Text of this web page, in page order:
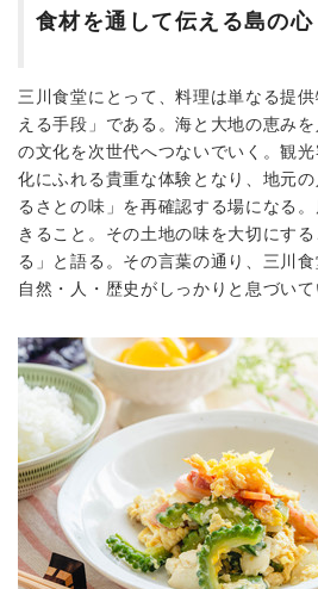
食材を通して伝える島の心
三川食堂にとって、料理は単なる提
える手段」である。海と大地の恵み
の文化を次世代へつないでいく。観
化にふれる貴重な体験となり、地元
るさとの味」を再確認する場になる
きること。その土地の味を大切にす
る」と語る。その言葉の通り、三川
自然・人・歴史がしっかりと息づいて